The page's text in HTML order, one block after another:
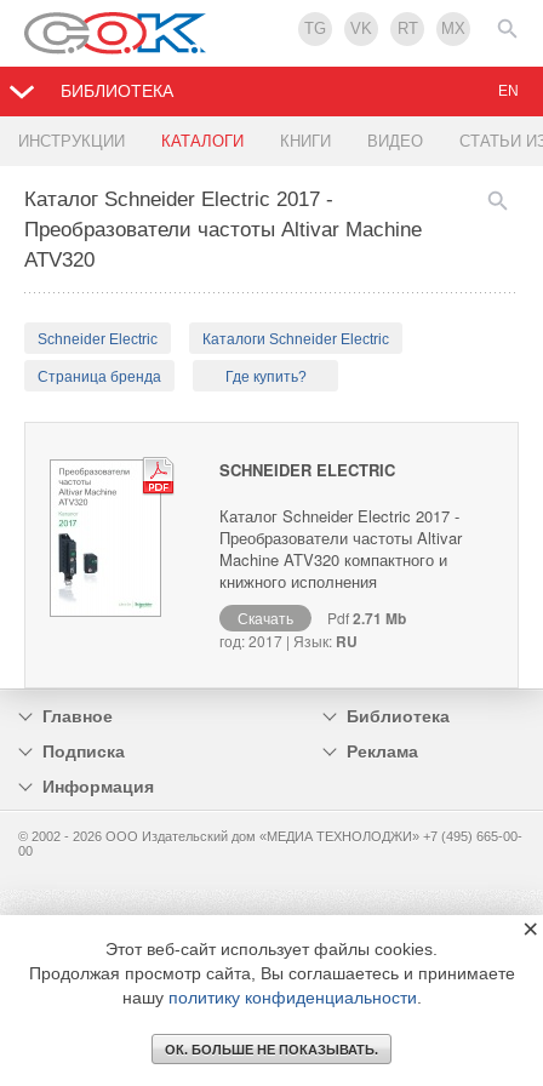
TG VK RT MX
БИБЛИОТЕКА
ИНСТРУКЦИИ КАТАЛОГИ КНИГИ ВИДЕО СТАТЬИ
EN
Каталог Schneider Electric 2017 -
Преобразователи частоты Altivar Machine
ATV320
Schneider Electric Каталоги Schneider Electric
Страница бренда Где купить?
SCHNEIDER ELECTRIC
Каталог Schneider Electric 2017 -
Преобразователи частоты Altivar
Machine ATV320 компактного и
книжного исполнения
Скачать Pdf2.71 Mb
год: 2017 | Язык: RU
Главное
Библиотека
Подписка
Реклама
Информация
© 2002 - 2026 OOO Издательский дом «МЕДИА ТЕХНОЛОДЖИ» +7 (495) 665-00-
00
Этот веб-сайт использует файлы cookies.
Продолжая просмотр сайта, Вы соглашаетесь и принимаете
нашу политику конфиденциальности
ОК. БОЛЬШЕ НЕ ПОКАЗЫВАТЬ.
×